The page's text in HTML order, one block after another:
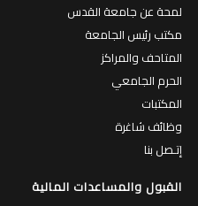
لمحة عن جامعة القدس
مكتب رئيس الجامعة
المتاحف والمراكز
الحرم الجامعي
المكتبات
وظائف شاغرة
إتـصل بنا
القبول والمساعدات المالية